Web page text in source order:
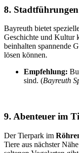
8.
Bayreuth bietet
Geschichte und Kultur
beinhalten spannende
lösen können.
Empfehlung:
sind. (Bayreuth
9. Abenteuer im
Der Tierpark im
Tiere aus nächster